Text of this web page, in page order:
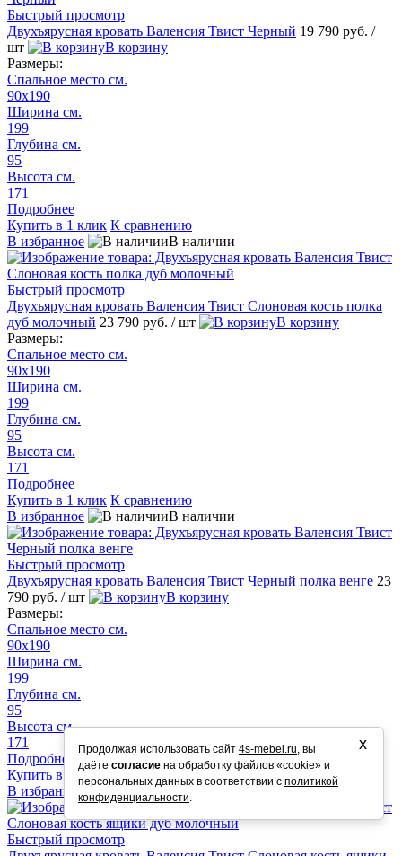
Быстрый просмотр
Двухъярусная кровать Валенсия Твист Черный 19 790 руб. /
шт
В корзину
Размеры:
Спальное место см.
90х190
Ширина см.
199
Глубина см.
95
Высота см.
171
Подробнее
Купить в 1 клик К сравнению
В избранное
В наличии
Быстрый просмотр
Двухъярусная кровать Валенсия Твист Слоновая кость полка
дуб молочный 23 790 руб. / шт
В корзину
Размеры:
Спальное место см.
90х190
Ширина см.
199
Глубина см.
95
Высота см.
171
Подробнее
Купить в 1 клик К сравнению
В избранное
В наличии
Быстрый просмотр
Двухъярусная кровать Валенсия Твист Черный полка венге 23
790 руб. / шт
В корзину
Размеры:
Спальное место см.
90х190
Ширина см.
199
Глубина см.
95
Высота см.
171
Подробнее
Купить в 1 клик
К сравнению
В избранное
Быстрый просмотр
Продолжая использовать сайт 4s-mebel.ru, вы
даёте согласие на обработку файлов «cookie» и
персональных данных в соответствии с политикой
конфиденциальности.
х